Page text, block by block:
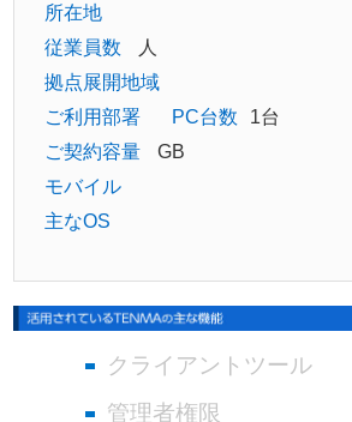
所在地
従業員数
人
拠点展開地域
ご利用部署
PC台数
1台
ご契約容量
GB
モバイル
主なOS
クライアントツール
管理者権限